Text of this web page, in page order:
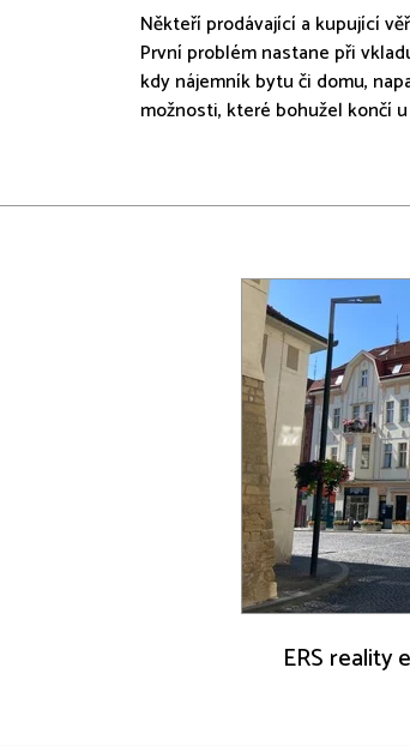
Někteří prodávající a kupující
První problém nastane při
kdy nájemník bytu či domu,
možnosti, které bohužel končí
ERS reality